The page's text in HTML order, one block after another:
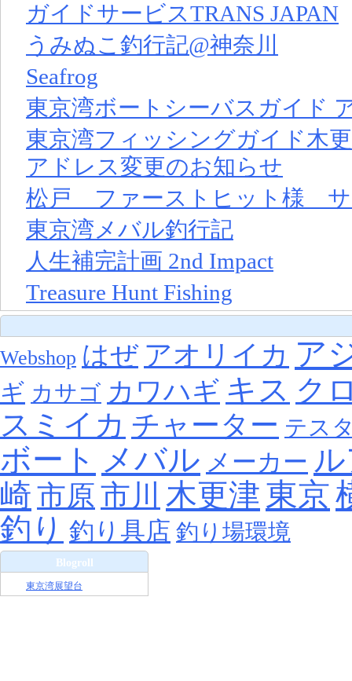
ガイドサービスTRANS JAPAN
うみぬこ釣行記@神奈川
Seafrog
東京湾ボートシーバスガイド
東京湾フィッシングガイド
アドレス変更のお知らせ
松戸 ファーストヒット様 サ
東京湾メバル釣行記
人生補完計画 2nd Impact
Treasure Hunt Fishing
Webshop はぜ アオリイカ ア
ギ カサゴ カワハギ キス ク
スミイカ チャーター テス
ボート メバル メーカー
崎市原 市川 木更津 東京
釣り 釣り具店 釣り場環境
Blogroll
東京湾展望台